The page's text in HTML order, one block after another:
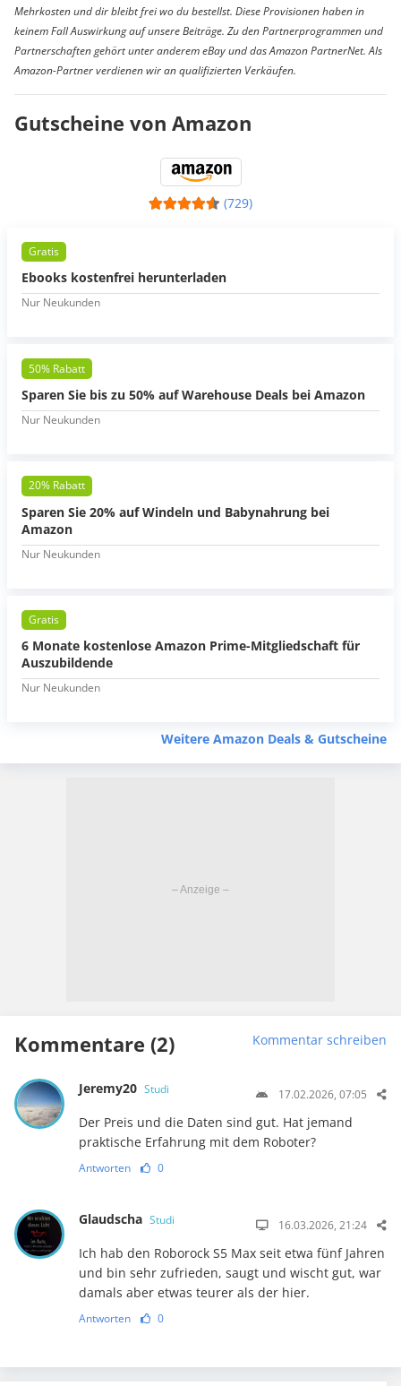
Mehrkosten und dir bleibt frei wo du bestellst. Diese Provisionen haben in
keinem Fall Auswirkung auf unsere Beiträge. Zu den Partnerprogrammen und
Partnerschaften gehört unter anderem eBay und das Amazon PartnerNet. Als
Amazon-Partner verdienen wir an qualifizierten Verkäufen.
Gutscheine von Amazon
(729)
Gratis
Ebooks kostenfrei herunterladen
Nur Neukunden
50% Rabatt
Sparen Sie bis zu 50% auf Warehouse Deals bei Amazon
Nur Neukunden
20% Rabatt
Sparen Sie 20% auf Windeln und Babynahrung bei
Amazon
Nur Neukunden
Gratis
6 Monate kostenlose Amazon Prime-Mitgliedschaft für
Auszubildende
Nur Neukunden
Weitere Amazon Deals & Gutscheine
Kommentare (2) Kommentar schreiben
Jeremy20 Studi 17.02.2026, 07:05
Der Preis und die Daten sind gut. Hat jemand
praktische Erfahrung mit dem Roboter?
Antworten 0
Glaudscha Studi 16.03.2026, 21:24
Ich hab den Roborock S5 Max seit etwa fünf Jahren
und bin sehr zufrieden, saugt und wischt gut, war
damals aber etwas teurer als der hier.
Antworten 0